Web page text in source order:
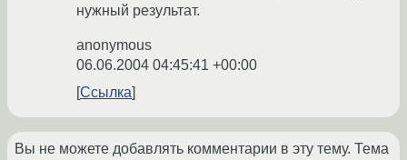
нужный результат.
anonymous
06.06.2004 04:45:41 +00:00
Ссылка
Вы не можете добавлять комментарии в эту тему. Тема